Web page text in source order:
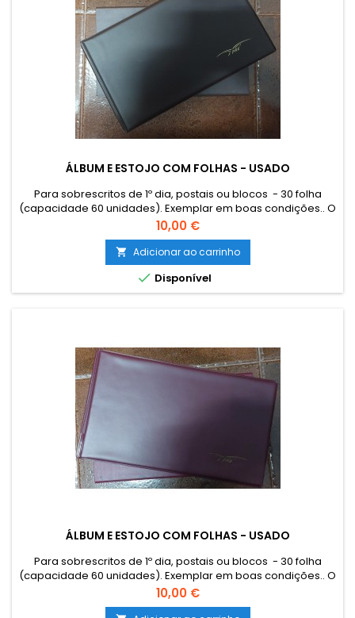
ÁLBUM E ESTOJO COM FOLHAS - USADO
Para sobrescritos de 1º dia, postais ou blocos - 30 folha
(capacidade 60 unidades). Exemplar em boas condições.. O
envio de Catálogos, Literatura e outro Material Filatélico para
as Ilhas (Açores e Madeira) e estrangeiro terá que ser
encomendado por email para combinar o custo de envio.
The sending of catalogues, literature and other philatelic...
Preço
10,00 €
 Adicionar ao carrinho
 Disponível
ÁLBUM E ESTOJO COM FOLHAS - USADO
Para sobrescritos de 1º dia, postais ou blocos - 30 folha
(capacidade 60 unidades). Exemplar em boas condições.. O
envio de Catálogos, Literatura e outro Material Filatélico para
as Ilhas (Açores e Madeira) e estrangeiro terá que ser
Preço
10,00 €